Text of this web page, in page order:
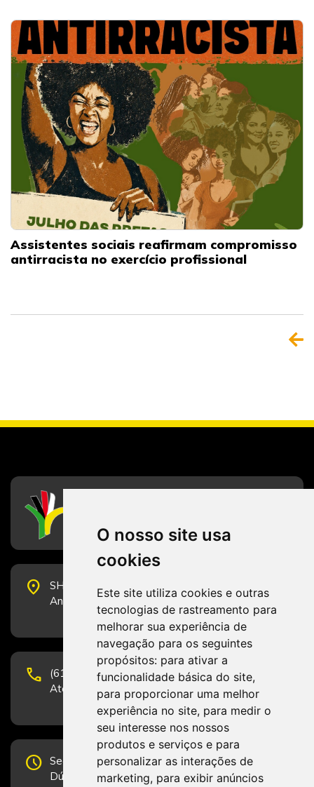
O nosso site usa
cookies
Este site utiliza cookies e outras
tecnologias de rastreamento para
melhorar sua experiência de
navegação para os seguintes
propósitos: para ativar a
funcionalidade básica do site,
para proporcionar uma melhor
experiência no site, para medir o
seu interesse nos nossos
produtos e serviços e para
personalizar as interações de
marketing, para exibir anúncios
Assistentes sociais reafirmam compromisso
antirracista no exercício profissional
place
SHS Quadra 6, Bloco E, Complexo Brasil 21, 20º
Andar, Sala 2001 - CEP 70322-915 - Brasília/DF
phone
(61) 3223-1652 e (61) 98131-3801.
Atendimento por telefone em horário comercial
schedule Segunda-feira a Sexta-feira de 12h às 19h.
Dúvidas e sugestões pelo Fale Conosco.